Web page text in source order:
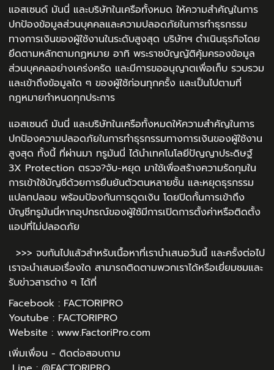
แอสเซนด์ มันนี่ และบริษัทในเครือทั้งหมด ให้ความสำคัญในการ
ปกป้องข้อมูลส่วนบุคคลและความปลอดภัยในการทำธุรกรรม
ทางการเงินของผู้ใช้งานในระดับสูงสุด บริษัทฯ ดำเนินธุรกิจโดย
ยึดตามหลักตามกฏหมาย อาทิ พระราชบัญญัติคุ้มครองข้อมูล
ส่วนบุคคลอย่างเคร่งครัด และมีการขออนุญาตเพื่อเก็บ รวบรวม
และเข้าถึงข้อมูลใด ๆ ของผู้ใช้ก่อนทุกครั้ง และเป็นไปตามที่
กฎหมายกำหนดทุกประการ
แอสเซนด์ มันนี่ และบริษัทในเครือทั้งหมดให้ความสำคัญในการ
ปกป้องความปลอดภัยในการทำธุรกรรมทางการเงินของผู้ใช้งาน
สูงสุด ทั้งนี้ ที่ผ่านมา ทรูมันนี่ ได้นำเทคโนโลยีปัญญาประดิษฐ์
3X Protection ตรวจ?จับ-หยุด มาใช้เพื่อสร้างความรัดกุมใน
การเข้าใช้บัญชีด้วยการยืนยันตัวตนหลายชั้น และหยุดธุรกรรม
แปลกปลอม พร้อมป้องกันการดูดเงิน โดยปิดกั้นการเข้าถึง
บัญชีทรูมันนี่หากอุปกรณ์ของผู้ใช้มีการเปิดการตั้งค่าหรือติดตั้ง
แอปที่ไม่ปลอดภัย
>>> จบกันไปแล้วสำหรับเนื้อหาที่เรานำเสนอวันนี้ และครั้งต่อไป
เราจะนำเสนอเรื่องใด สามารถติดตามพวกเราได้หรือเยี่ยมชมและ
รับข่าวสารต่าง ๆ ได้ที่
Facebook : FACTORIPRO
Youtube : FACTORIPRO
Website :www.FactoriPro.com
เพิ่มเพื่อน - ติดต่อสอบถาม